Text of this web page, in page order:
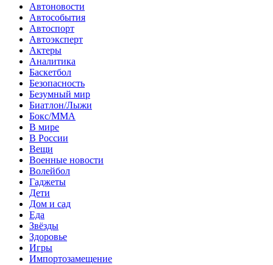
Автоновости
Автособытия
Автоспорт
Автоэксперт
Актеры
Аналитика
Баскетбол
Безопасность
Безумный мир
Биатлон/Лыжи
Бокс/MMA
В мире
В России
Вещи
Военные новости
Волейбол
Гаджеты
Дети
Дом и сад
Еда
Звёзды
Здоровье
Игры
Импортозамещение